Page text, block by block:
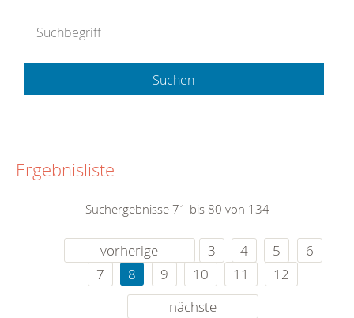
Suchen
Ergebnisliste
Suchergebnisse 71 bis 80 von 134
vorherige 3 4 5
6
7
8 9 10 11
12
nächste